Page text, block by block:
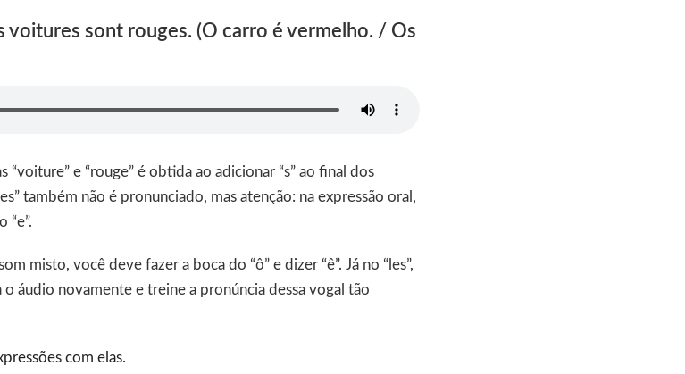
voitures sont rouges. (O carro é vermelho. / Os
e “rouge” é obtida ao adicionar “s” ao final dos
também não é pronunciado, mas atenção: na expressão oral,
“e”.
misto, você deve fazer a boca do “ô” e dizer “ê”. Já no “les”,
o áudio novamente e treine a pronúncia dessa vogal tão
com elas.